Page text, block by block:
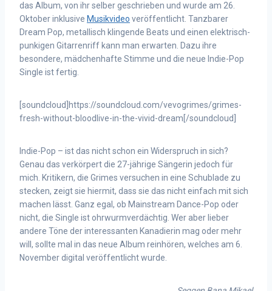
das Album, von ihr selber geschrieben und wurde am 26.
Oktober inklusive Musikvideo veröffentlicht. Tanzbarer
Dream Pop, metallisch klingende Beats und einen elektrisch-
punkigen Gitarrenriff kann man erwarten. Dazu ihre
besondere, mädchenhafte Stimme und die neue Indie-Pop
Single ist fertig.
[soundcloud]https://soundcloud.com/vevogrimes/grimes-
fresh-without-bloodlive-in-the-vivid-dream[/soundcloud]
Indie-Pop – ist das nicht schon ein Widerspruch in sich?
Genau das verkörpert die 27-jährige Sängerin jedoch für
mich. Kritikern, die Grimes versuchen in eine Schublade zu
stecken, zeigt sie hiermit, dass sie das nicht einfach mit sich
machen lässt. Ganz egal, ob Mainstream Dance-Pop oder
nicht, die Single ist ohrwurmverdächtig. Wer aber lieber
andere Töne der interessanten Kanadierin mag oder mehr
will, sollte mal in das neue Album reinhören, welches am 6.
November digital veröffentlicht wurde.